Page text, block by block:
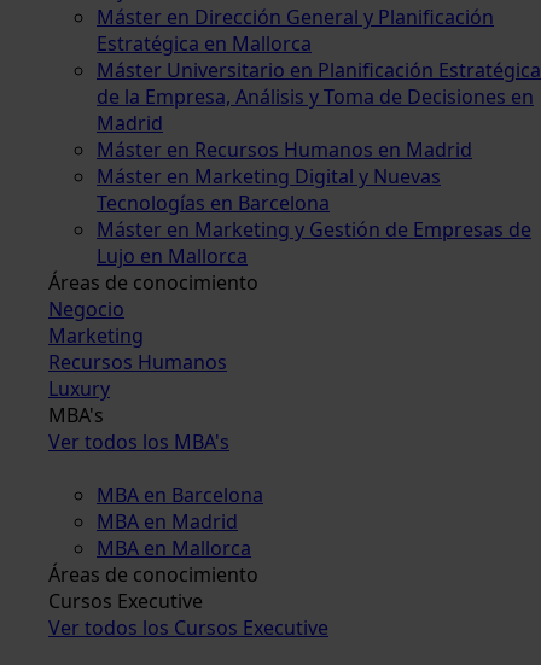
Máster en Dirección General y Planificación
Estratégica en Mallorca
Máster Universitario en Planificación Estratégica
de la Empresa, Análisis y Toma de Decisiones en
Madrid
Máster en Recursos Humanos en Madrid
Máster en Marketing Digital y Nuevas
Tecnologías en Barcelona
Máster en Marketing y Gestión de Empresas de
Lujo en Mallorca
Áreas de conocimiento
Negocio
Marketing
Recursos Humanos
Luxury
MBA's
Ver todos los MBA's
MBA en Barcelona
MBA en Madrid
MBA en Mallorca
Áreas de conocimiento
Cursos Executive
Ver todos los Cursos Executive